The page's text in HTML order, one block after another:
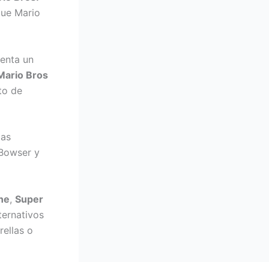
Mario
un
Bros
de
y
, Super
o